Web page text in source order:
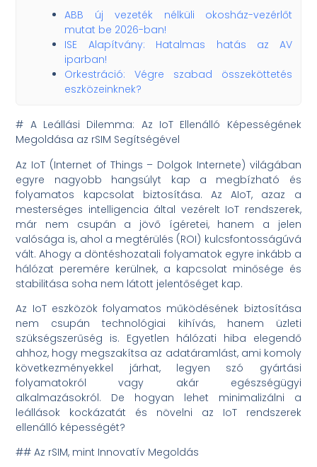
ABB új vezeték nélküli okosház-vezérlőt
mutat be 2026-ban!
ISE Alapítvány: Hatalmas hatás az AV
iparban!
Orkestráció: Végre szabad összeköttetés
eszközeinknek?
# A Leállási Dilemma: Az IoT Ellenálló Képességének
Megoldása az rSIM Segítségével
Az IoT (Internet of Things – Dolgok Internete) világában
egyre nagyobb hangsúlyt kap a megbízható és
folyamatos kapcsolat biztosítása. Az AIoT, azaz a
mesterséges intelligencia által vezérelt IoT rendszerek,
már nem csupán a jövő ígéretei, hanem a jelen
valósága is, ahol a megtérülés (ROI) kulcsfontosságúvá
vált. Ahogy a döntéshozatali folyamatok egyre inkább a
hálózat peremére kerülnek, a kapcsolat minősége és
stabilitása soha nem látott jelentőséget kap.
Az IoT eszközök folyamatos működésének biztosítása
nem csupán technológiai kihívás, hanem üzleti
szükségszerűség is. Egyetlen hálózati hiba elegendő
ahhoz, hogy megszakítsa az adatáramlást, ami komoly
következményekkel járhat, legyen szó gyártási
folyamatokról vagy akár egészségügyi
alkalmazásokról. De hogyan lehet minimalizálni a
leállások kockázatát és növelni az IoT rendszerek
ellenálló képességét?
## Az rSIM, mint Innovatív Megoldás